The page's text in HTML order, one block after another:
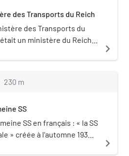
au bâtiment.
des Transports du Reich
des Transports du
un ministère du Reich
navigate_next
230 m
SS
SS en français : « la SS
» créée à l'automne 1934,
navigate_next